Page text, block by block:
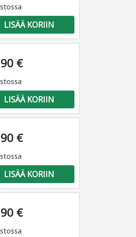
LISÄÄ KORIIN
€
LISÄÄ KORIIN
€
LISÄÄ KORIIN
€